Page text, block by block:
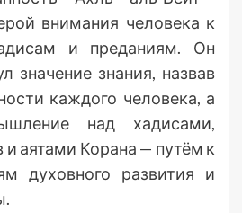
внимания человека к
и преданиям. Он
значение знания, назвав
каждого человека, а
над хадисами,
аятами Корана — путём к
духовного развития и